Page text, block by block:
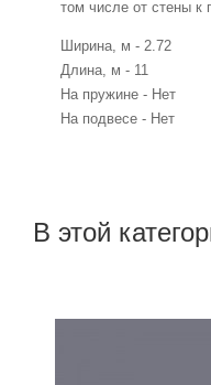
том числе от стены
Ширина, м - 2.72
Длина, м - 11
На пружине - Нет
На подвесе - Нет
В этой